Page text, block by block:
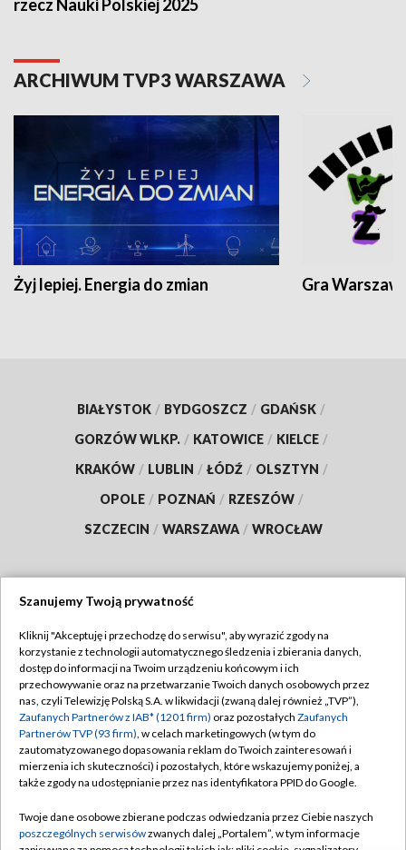
rzecz Nauki Polskiej 2025
ARCHIWUM TVP3 WARSZAWA
Żyj lepiej. Energia do zmian Gra
BIAŁYSTOK / BYDGOSZCZ / GDAŃSK /
GORZÓW WLKP. / KATOWICE / KIELCE /
KRAKÓW / LUBLIN / ŁÓDŹ / OLSZTYN /
OPOLE / POZNAŃ / RZESZÓW /
SZCZECIN / WARSZAWA / WROCŁAW
TVP
Abonament TVP
Emisja w TVP
Centrum informacji TVP
Naziemna Telewizja Cyfrowa
Rada Programowa
Regulamin TVP
Polityka prywatności
Moje zgody
Pomoc
Kontakt
Szanujemy Twoją prywatność
Kliknij "Akceptuję i przechodzę do serwisu", aby wyrazić zgody na
korzystanie z technologii automatycznego śledzenia i zbierania danych,
dostęp do informacji na Twoim urządzeniu końcowym i ich
przechowywanie oraz na przetwarzanie Twoich danych osobowych przez
nas, czyli Telewizję Polską S.A. w likwidacji (zwaną dalej również „TVP”),
Zaufanych Partnerów z IAB* (1201 firm) oraz pozostałych Zaufanych
Partnerów TVP (93 firm), w celach marketingowych (w tym do
zautomatyzowanego dopasowania reklam do Twoich zainteresowań i
mierzenia ich skuteczności) i pozostałych, które wskazujemy poniżej, a
także zgody na udostępnianie przez nas identyfikatora PPID do Google.
Twoje dane osobowe zbierane podczas odwiedzania przez Ciebie naszych
poszczególnych serwisówzwanych dalej „Portalem”, w tym informacje